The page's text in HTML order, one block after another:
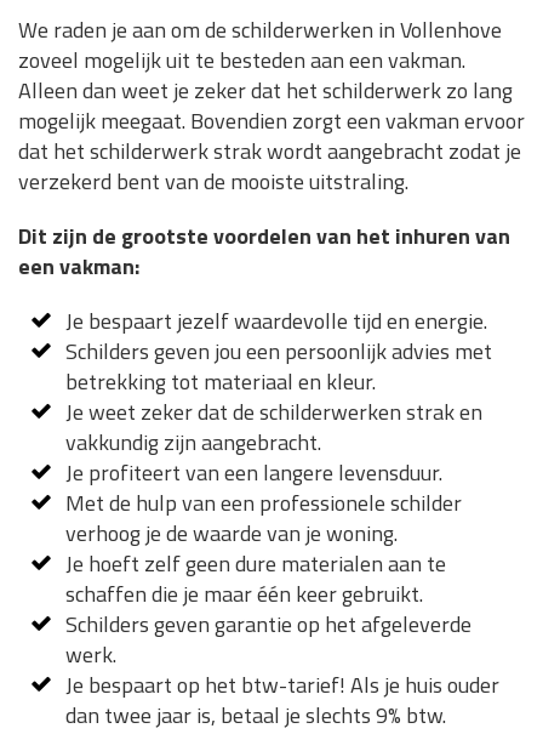
We raden je aan om de schilderwerken in Vollenhove
zoveel mogelijk uit te besteden aan een vakman.
Alleen dan weet je zeker dat het schilderwerk zo lang
mogelijk meegaat. Bovendien zorgt een vakman ervoor
dat het schilderwerk strak wordt aangebracht zodat je
verzekerd bent van de mooiste uitstraling.
Dit zijn de grootste voordelen van het inhuren van
een vakman:
Je bespaart jezelf waardevolle tijd en energie.
Schilders geven jou een persoonlijk advies met
betrekking tot materiaal en kleur.
Je weet zeker dat de schilderwerken strak en
vakkundig zijn aangebracht.
Je profiteert van een langere levensduur.
Met de hulp van een professionele schilder
verhoog je de waarde van je woning.
Je hoeft zelf geen dure materialen aan te
schaffen die je maar één keer gebruikt.
Schilders geven garantie op het afgeleverde
werk.
Je bespaart op het btw-tarief! Als je huis ouder
dan twee jaar is, betaal je slechts 9% btw.